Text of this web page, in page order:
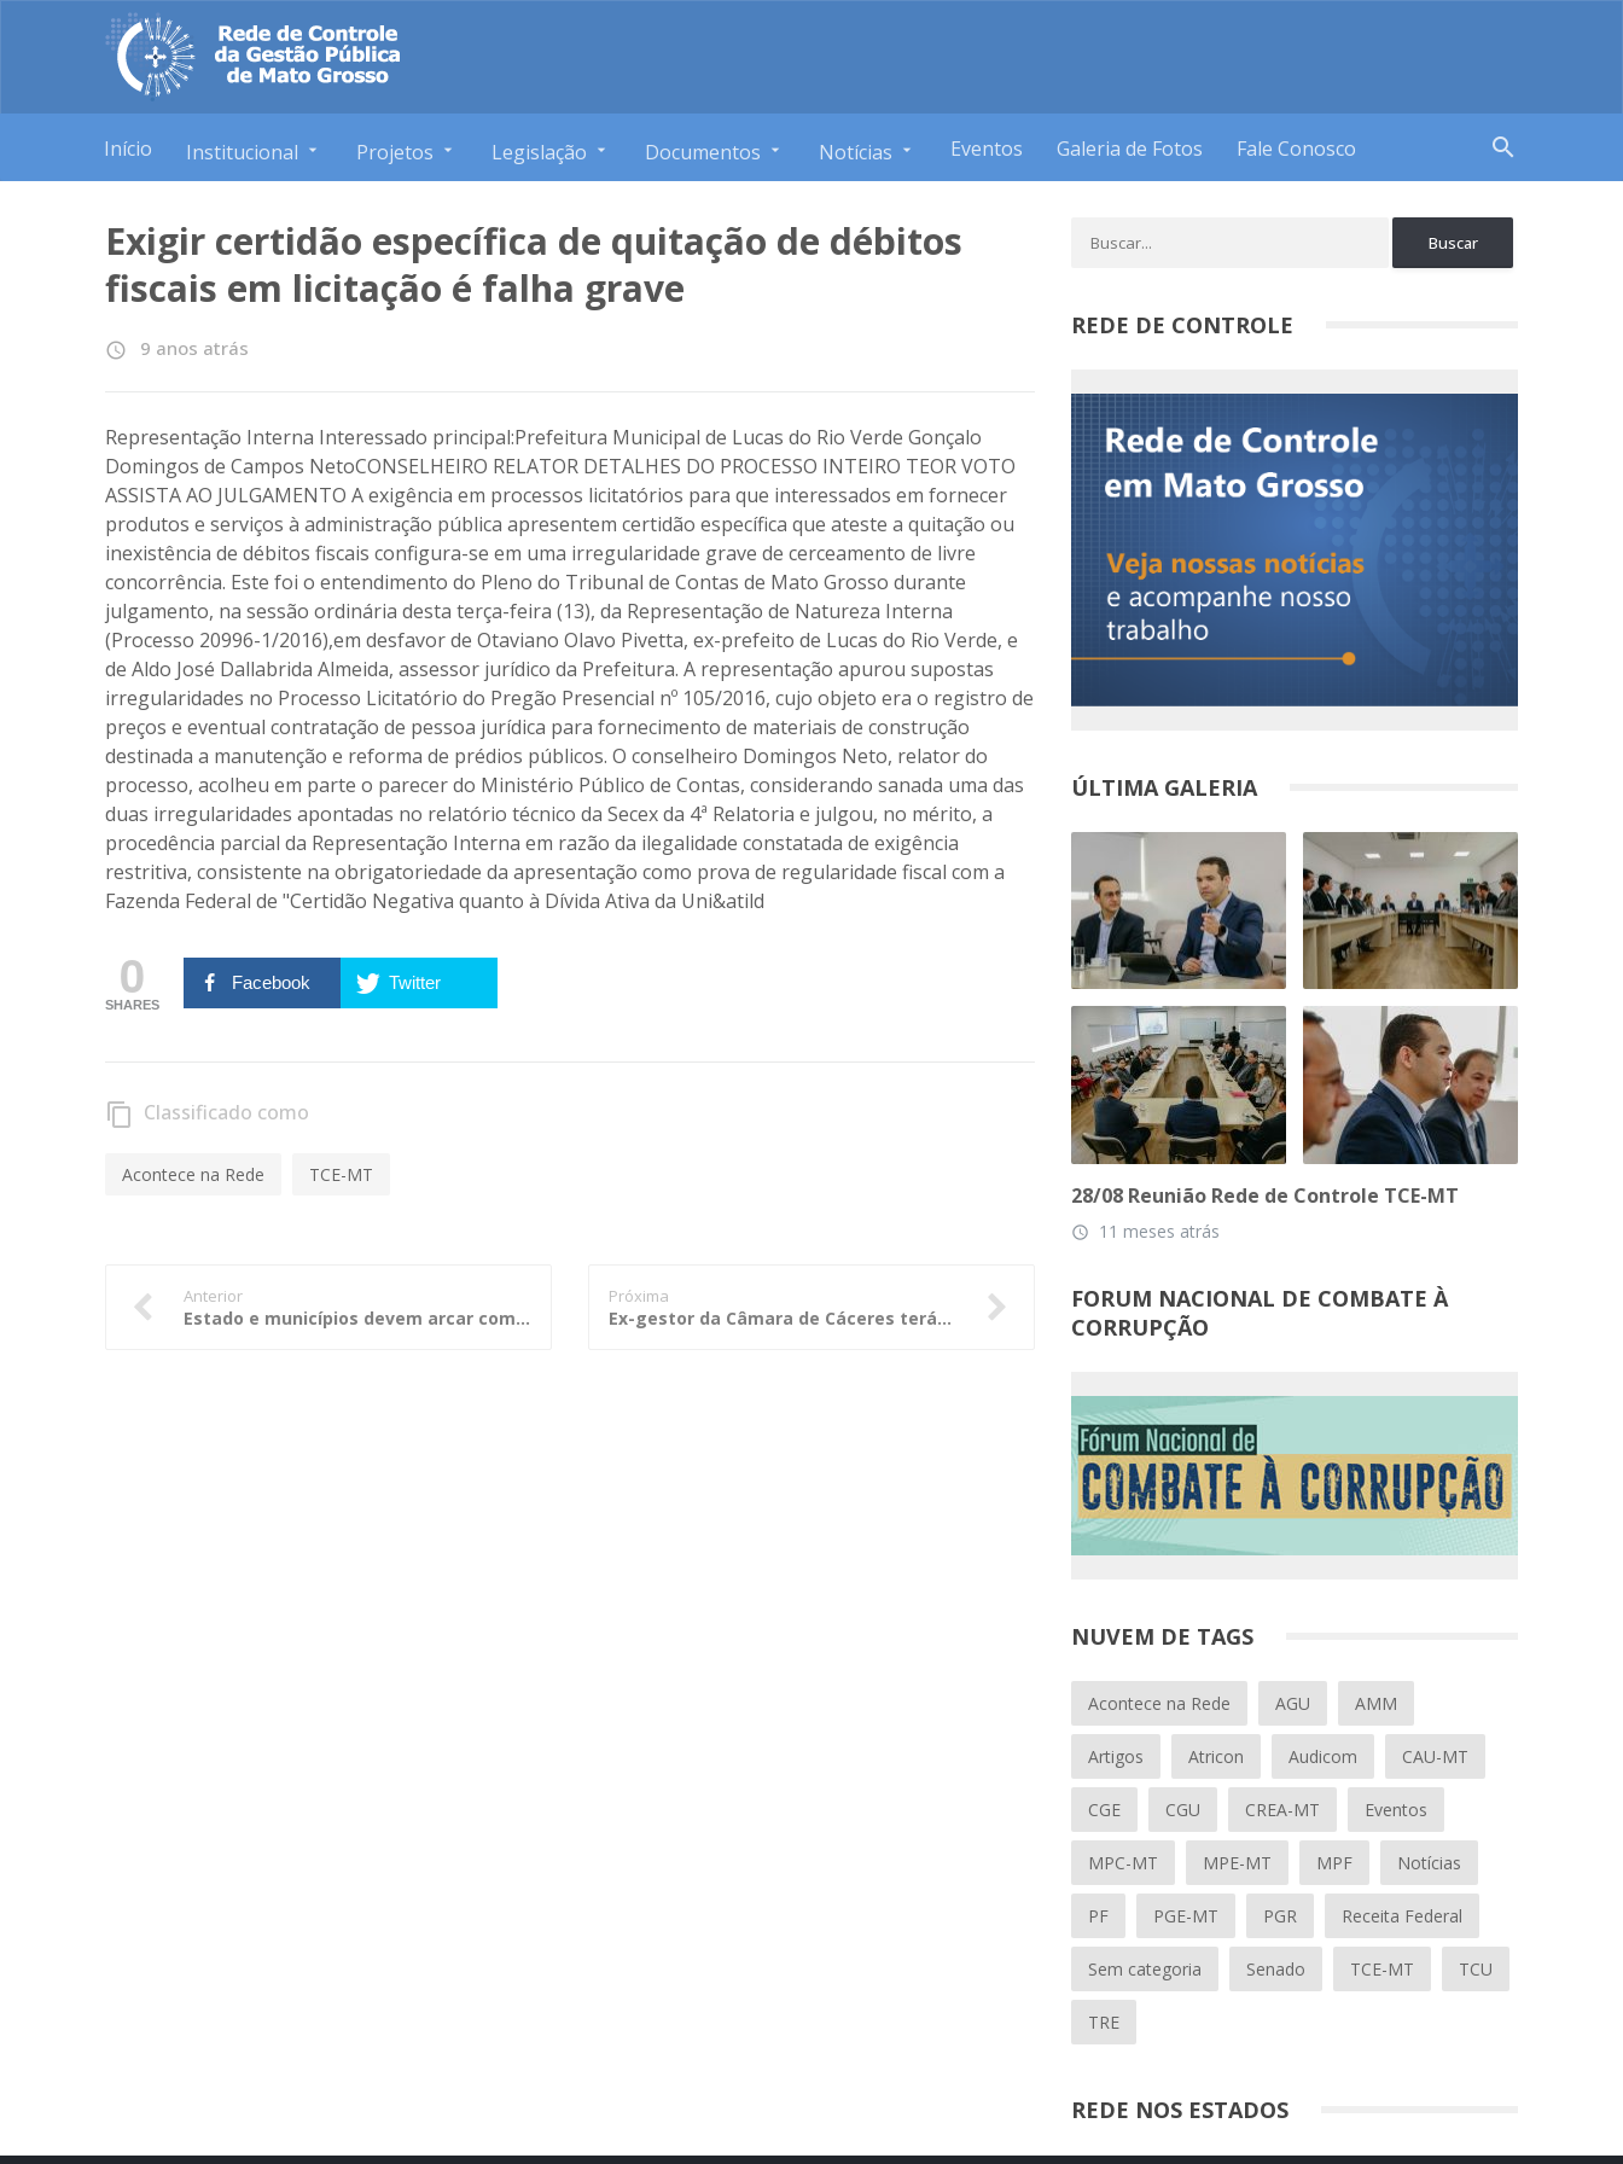
Início Institucional Projetos Legislação Documentos Notícias Eventos Galeria de Fotos Fale Conosco search
Exigir certidão específica de quitação de débitos
fiscais em licitação é falha grave
access_time 9 anos atrás
Representação Interna Interessado principal:Prefeitura Municipal de Lucas do Rio Verde Gonçalo
Domingos de Campos NetoCONSELHEIRO RELATOR DETALHES DO PROCESSO INTEIRO TEOR VOTO
ASSISTA AO JULGAMENTO A exigência em processos licitatórios para que interessados em fornecer
produtos e serviços à administração pública apresentem certidão específica que ateste a quitação ou
inexistência de débitos fiscais configura-se em uma irregularidade grave de cerceamento de livre
concorrência. Este foi o entendimento do Pleno do Tribunal de Contas de Mato Grosso durante
julgamento, na sessão ordinária desta terça-feira (13), da Representação de Natureza Interna
(Processo 20996-1/2016),em desfavor de Otaviano Olavo Pivetta, ex-prefeito de Lucas do Rio Verde, e
de Aldo José Dallabrida Almeida, assessor jurídico da Prefeitura. A representação apurou supostas
irregularidades no Processo Licitatório do Pregão Presencial nº 105/2016, cujo objeto era o registro de
preços e eventual contratação de pessoa jurídica para fornecimento de materiais de construção
destinada a manutenção e reforma de prédios públicos. O conselheiro Domingos Neto, relator do
processo, acolheu em parte o parecer do Ministério Público de Contas, considerando sanada uma das
duas irregularidades apontadas no relatório técnico da Secex da 4ª Relatoria e julgou, no mérito, a
procedência parcial da Representação Interna em razão da ilegalidade constatada de exigência
restritiva, consistente na obrigatoriedade da apresentação como prova de regularidade fiscal com a
Fazenda Federal de "Certidão Negativa quanto à Dívida Ativa da Uni&atild
0
SHARES
Facebook Twitter
content_copy Classificado como
Acontece na Rede TCE-MT
Anterior
Estado e municípios devem arcar com custos de cartórios
Próxima
Ex-gestor da Câmara de Cáceres terá que pagar multa por falta de transparência
REDE DE CONTROLE
ÚLTIMA GALERIA
28/08 Reunião Rede de Controle TCE-MT
access_time 11 meses atrás
FORUM NACIONAL DE COMBATE À
CORRUPÇÃO
NUVEM DE TAGS
Acontece na Rede AGU AMM
Artigos Atricon Audicom CAU-MT
CGE CGU CREA-MT Eventos
MPC-MT MPE-MT MPF Notícias
PF PGE-MT PGR Receita Federal
Sem categoria Senado TCE-MT TCU
TRE
REDE NOS ESTADOS